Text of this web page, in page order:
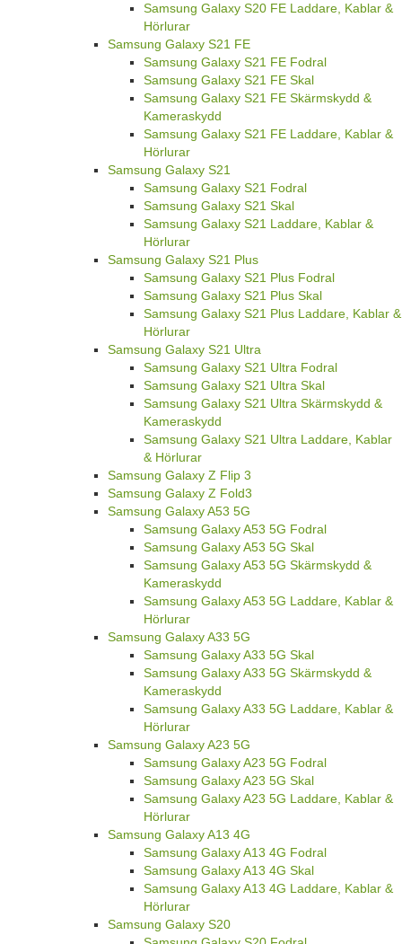
Samsung Galaxy S20 FE Laddare, Kablar &
Hörlurar
Samsung Galaxy S21 FE
Samsung Galaxy S21 FE Fodral
Samsung Galaxy S21 FE Skal
Samsung Galaxy S21 FE Skärmskydd &
Kameraskydd
Samsung Galaxy S21 FE Laddare, Kablar &
Hörlurar
Samsung Galaxy S21
Samsung Galaxy S21 Fodral
Samsung Galaxy S21 Skal
Samsung Galaxy S21 Laddare, Kablar &
Hörlurar
Samsung Galaxy S21 Plus
Samsung Galaxy S21 Plus Fodral
Samsung Galaxy S21 Plus Skal
Samsung Galaxy S21 Plus Laddare, Kablar &
Hörlurar
Samsung Galaxy S21 Ultra
Samsung Galaxy S21 Ultra Fodral
Samsung Galaxy S21 Ultra Skal
Samsung Galaxy S21 Ultra Skärmskydd &
Kameraskydd
Samsung Galaxy S21 Ultra Laddare, Kablar
& Hörlurar
Samsung Galaxy Z Flip 3
Samsung Galaxy Z Fold3
Samsung Galaxy A53 5G
Samsung Galaxy A53 5G Fodral
Samsung Galaxy A53 5G Skal
Samsung Galaxy A53 5G Skärmskydd &
Kameraskydd
Samsung Galaxy A53 5G Laddare, Kablar &
Hörlurar
Samsung Galaxy A33 5G
Samsung Galaxy A33 5G Skal
Samsung Galaxy A33 5G Skärmskydd &
Kameraskydd
Samsung Galaxy A33 5G Laddare, Kablar &
Hörlurar
Samsung Galaxy A23 5G
Samsung Galaxy A23 5G Fodral
Samsung Galaxy A23 5G Skal
Samsung Galaxy A23 5G Laddare, Kablar &
Hörlurar
Samsung Galaxy A13 4G
Samsung Galaxy A13 4G Fodral
Samsung Galaxy A13 4G Skal
Samsung Galaxy A13 4G Laddare, Kablar &
Hörlurar
Samsung Galaxy S20